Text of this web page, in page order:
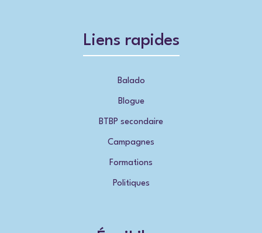
Liens rapides
Balado
Blogue
BTBP secondaire
Campagnes
Formations
Politiques